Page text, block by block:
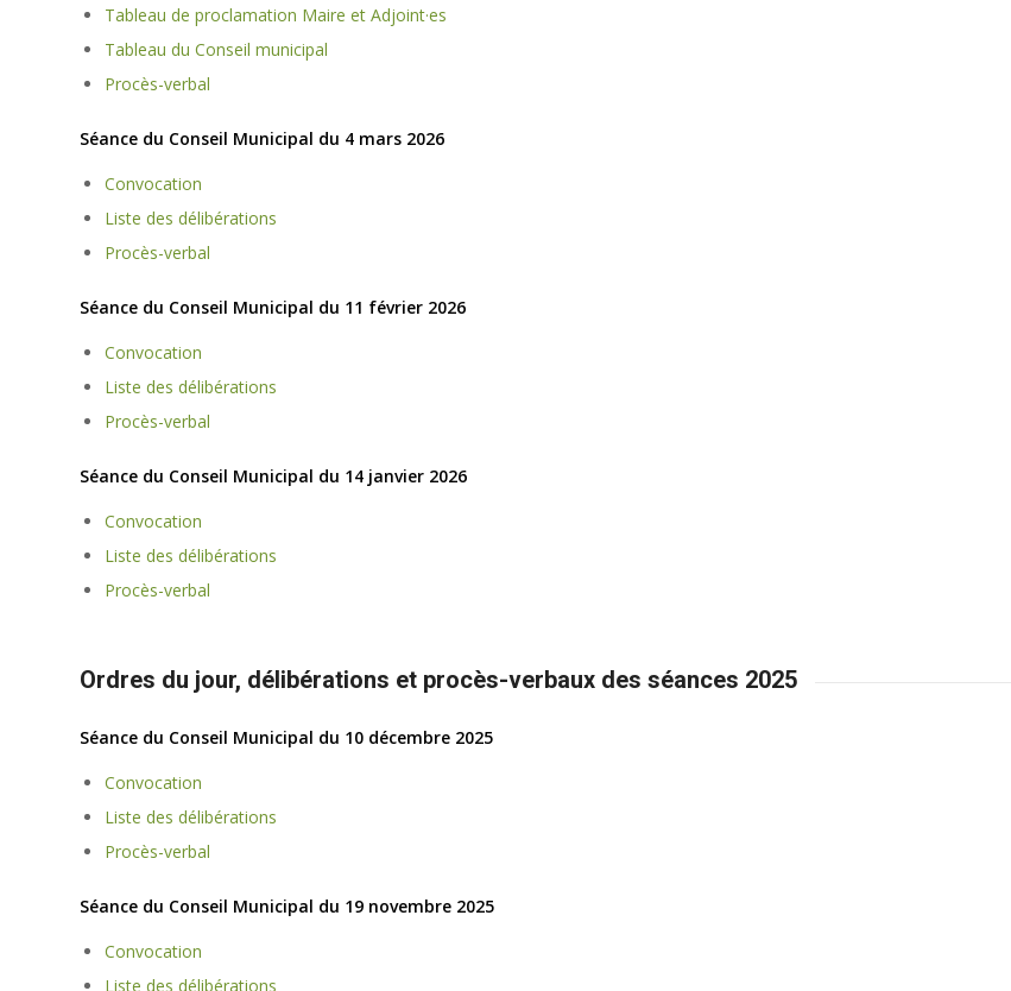
Tableau de proclamation Maire et Adjoint·es
Tableau du Conseil municipal
Procès-verbal
Séance du Conseil Municipal du 4 mars 2026
Convocation
Liste des délibérations
Procès-verbal
Séance du Conseil Municipal du 11 février 2026
Convocation
Liste des délibérations
Procès-verbal
Séance du Conseil Municipal du 14 janvier 2026
Convocation
Liste des délibérations
Procès-verbal
Ordres du jour, délibérations et procès-verbaux des séances 2025
Séance du Conseil Municipal du 10 décembre 2025
Convocation
Liste des délibérations
Procès-verbal
Séance du Conseil Municipal du 19 novembre 2025
Convocation
Liste des délibérations